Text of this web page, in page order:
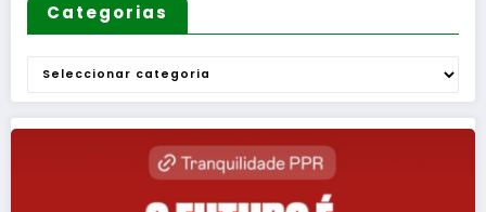
Categorias
Categorias